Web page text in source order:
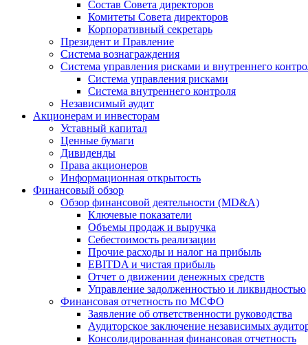
Состав Совета директоров
Комитеты Совета директоров
Корпоративный секретарь
Президент и Правление
Система вознаграждения
Система управления рисками и внутреннего
Система управления рисками
Система внутреннего контроля
Независимый аудит
Акционерам и инвесторам
Уставный капитал
Ценные бумаги
Дивиденды
Права акционеров
Информационная открытость
Финансовый обзор
Обзор финансовой деятельности (MD&A)
Ключевые показатели
Объемы продаж и выручка
Себестоимость реализации
Прочие расходы и налог на прибыль
EBITDA и чистая прибыль
Отчет о движении денежных средств
Управление задолженностью и ликвидностью
Финансовая отчетность по МСФО
Заявление об ответственности руководства
Аудиторское заключение независимых
Консолидированная финансовая отчетность